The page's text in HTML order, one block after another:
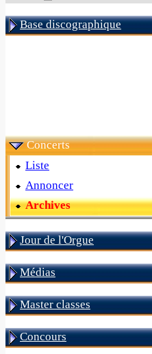
Base discographique
Concerts
Liste
Annoncer
Archives
Jour de l'Orgue
Médias
Master classes
Concours